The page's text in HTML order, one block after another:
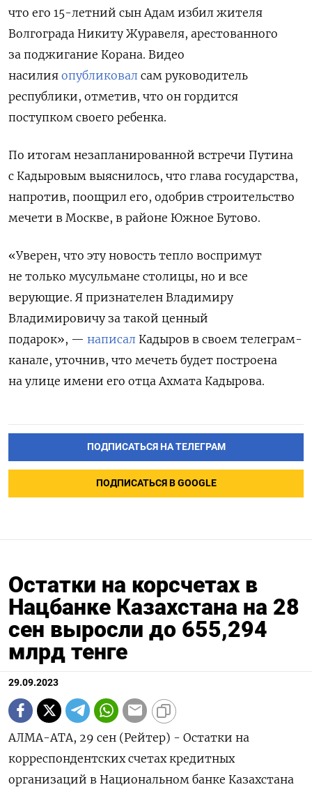
что его 15-летний сын Адам избил жителя
Волгограда Никиту Журавеля, арестованного
за поджигание Корана. Видео
насилия опубликовал сам руководитель
республики, отметив, что он гордится
поступком своего ребенка.
По итогам незапланированной встречи Путина
с Кадыровым выяснилось, что глава государства,
напротив, поощрил его, одобрив строительство
мечети в Москве, в районе Южное Бутово.
«Уверен, что эту новость тепло воспримут
не только мусульмане столицы, но и все
верующие. Я признателен Владимиру
Владимировичу за такой ценный
подарок», — написал Кадыров в своем телеграм-
канале, уточнив, что мечеть будет построена
на улице имени его отца Ахмата Кадырова.
ПОДПИСАТЬСЯ НА ТЕЛЕГРАМ
ПОДПИСАТЬСЯ В GOOGLE
Остатки на корсчетах в
Нацбанке Казахстана на 28
сен выросли до 655,294
млрд тенге
29.09.2023
АЛМА-АТА, 29 сен (Рейтер) - Остатки на
корреспондентских счетах кредитных
организаций в Национальном банке Казахстана